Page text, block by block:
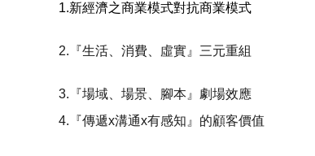
1.新經濟之商業模式對抗商業模式
2.『生活、消費、虛實』三元重組
3.『場域、場景、腳本』劇場效應
4.『傳遞x溝通x有感知』的顧客價值